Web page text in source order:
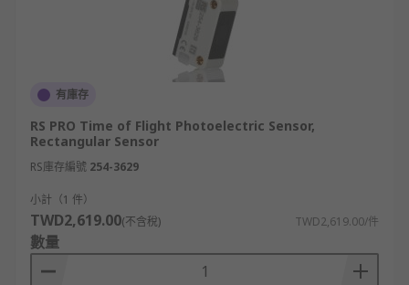
有庫存
RS PRO Time of Flight Photoelectric Sensor,
Rectangular Sensor
RS庫存編號 254-3629
小計（1 件）
TWD2,619.00(不含稅) TWD2,619.00/件
數量